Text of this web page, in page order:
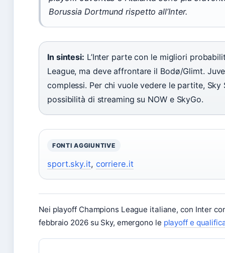
Borussia Dortmund rispetto all’Inter.
In sintesi: L’Inter parte con le migliori
League, ma deve affrontare il Bodø/Glimt.
complessi. Per chi vuole vedere le partite,
possibilità di streaming su NOW e SkyGo.
FONTI AGGIUNTIVE
sport.sky.it, corriere.it
Nei playoff Champions League italiane, con Inter
febbraio 2026 su Sky, emergono le playoff e